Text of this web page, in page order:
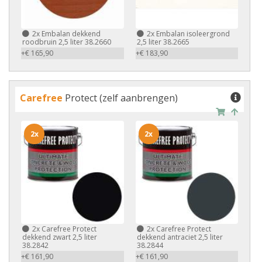
2x Embalan dekkend
roodbruin 2,5 liter 38.2660
+€ 165,90
2xEmbalan isoleergrond
2,5 liter 38.2665
+€ 183,90
Carefree Protect (zelf aanbrengen)
2x Carefree Protect
dekkend zwart 2,5 liter
38.2842
+€ 161,90
2x
2xCarefree Protect
dekkend antraciet 2,5 liter
38.2844
+€ 161,90
2x